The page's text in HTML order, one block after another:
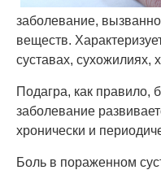
заболевание,
веществ.
суставах, сухожилиях,
Подагра, как правило,
заболевание
хронически и
Боль в пораженном